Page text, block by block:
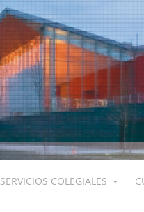
SERVICIOS COLEGIALES